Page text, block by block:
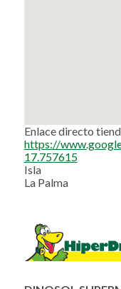
Enlace directo
https://
17.757615
Isla
La Palma